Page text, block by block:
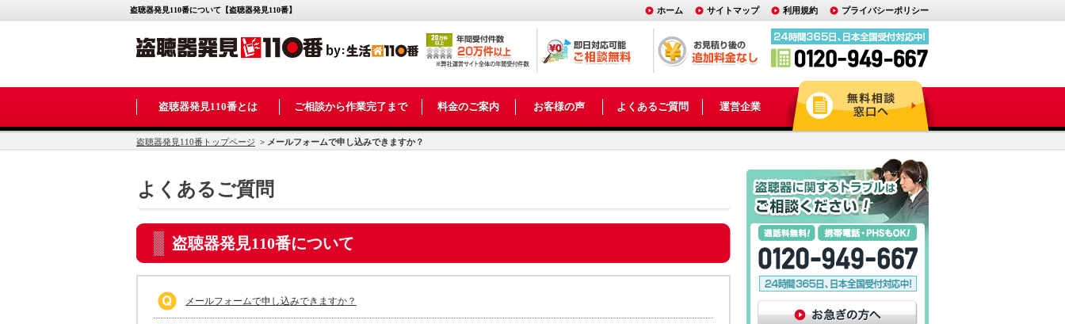
盗聴器発見110番について【盗聴器発見110番】 プライバシーポリシー
利用規約
サイトマップ
ホーム
盗聴器発見110番とは ご相談から作業完了まで 料金のご案内 お客様の声 よくあるご質問 運営企業
盗聴器発見110番トップページ > メールフォームで申し込みできますか？
よくあるご質問
盗聴器発見110番について
メールフォームで申し込みできますか？